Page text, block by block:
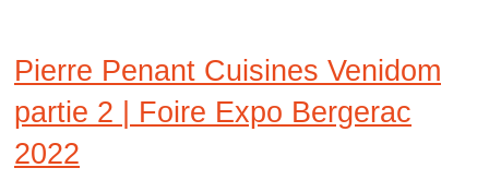
Pierre Penant Cuisines Venidom
partie 2 | Foire Expo Bergerac
2022